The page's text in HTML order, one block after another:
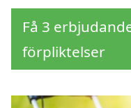
Få 3
förpliktelser